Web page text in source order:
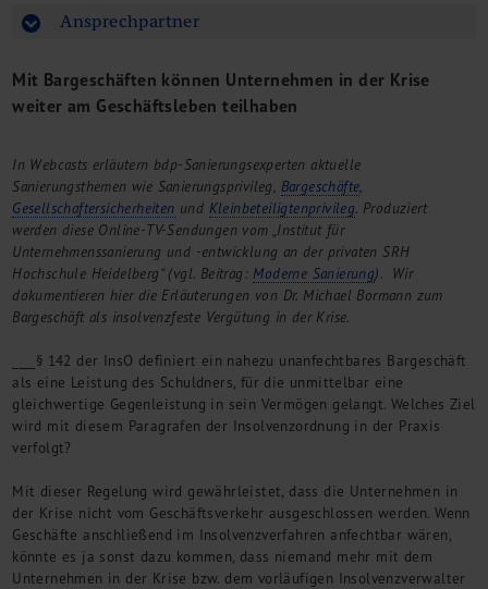
Restrukturierung
Management Consulting
Internationalisierung
Unternehmensgründung
Finanz- und Lohnbuchhaltung
Wirtschaftsprüfung
Steuerberatung
Rechtsberatung
M&A Deutschland/China
Unternehmensfinanzierung
Industrielle Dienstleistungen
Inbound Investments
Coaching
Team
Karriere
Kontakt
Ansprechpartner
Mit Bargeschäften können Unternehmen in der Krise
weiter am Geschäftsleben teilhaben
In Webcasts erläutern bdp-Sanierungsexperten aktuelle
Sanierungsthemen wie Sanierungsprivileg, Bargeschäfte
Gesellschaftersicherheiten und Kleinbeteiligtenprivileg . Produziert
werden diese Online-TV-Sendungen vom „Institut für
Unternehmenssanierung und -entwicklung an der privaten SRH
Hochschule Heidelberg“ (vgl. Beitrag: Moderne Sanierung). Wir
dokumentieren hier die Erläuterungen von Dr. Michael Bormann zum
Bargeschäft als insolvenzfeste Vergütung in der Krise.
____§ 142 der InsO definiert ein nahezu unanfechtbares Bargeschäft
als eine Leistung des Schuldners, für die unmittelbar eine
gleichwertige Gegenleistung in sein Vermögen gelangt. Welches Ziel
wird mit diesem Paragrafen der Insolvenzordnung in der Praxis
verfolgt?
Mit dieser Regelung wird gewährleistet, dass die Unternehmen in
der Krise nicht vom Geschäftsverkehr ausgeschlossen werden. Wenn
Geschäfte anschließend im Insolvenzverfahren anfechtbar wären,
könnte es ja sonst dazu kommen, dass niemand mehr mit dem
Unternehmen in der Krise bzw. dem vorläufigen Insolvenzverwalter